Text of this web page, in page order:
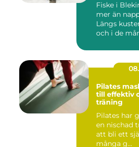
Fiske i
mer än
Längs
och i de
Pilates maskiner
till effektiv
träning
Pilates har
en nischad
att bli ett
många g...